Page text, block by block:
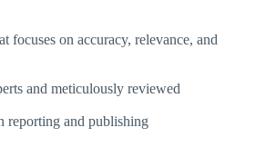
focuses on accuracy, relevance, and
and meticulously reviewed
reporting and publishing